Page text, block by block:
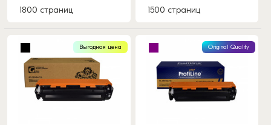
1800 страниц
1500 страниц
Выгодная цена Original Quality